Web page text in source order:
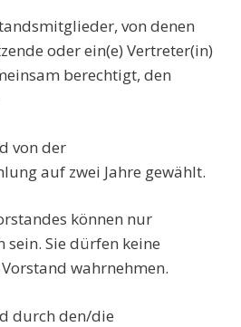
von denen
oder ein(e) Vertreter(in)
berechtigt, den
von der
auf zwei Jahre gewählt.
können nur
sein. Sie dürfen keine
wahrnehmen.
durch den/die